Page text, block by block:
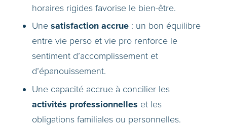
horaires rigides favorise le bien-être.
Une satisfaction accrue: un bon équilibre
entre vie perso et vie pro renforce le
sentiment d’accomplissement et
d’épanouissement.
Une capacité accrue à concilier les
activités professionnelles et les
obligations familiales ou personnelles.